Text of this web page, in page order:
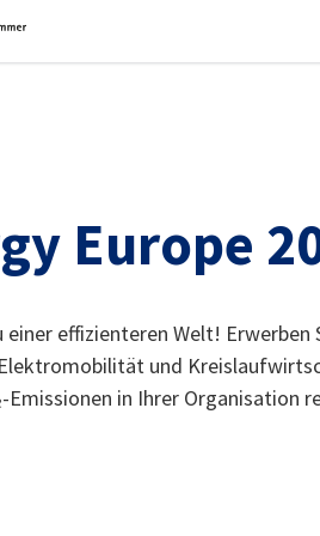
Europe
effizienteren Welt! Erwerben
und
Emissionen in Ihrer Organisation